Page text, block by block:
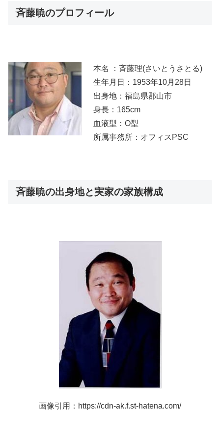
斉藤暁のプロフィール
本名 ：斉藤理(さいとうさとる)
生年月日：1953年10月28日
出身地：福島県郡山市
身長：165cm
血液型：O型
所属事務所：オフィスPSC
斉藤暁の出身地と実家の家族構成
画像引用：https://cdn-ak.f.st-hatena.com/